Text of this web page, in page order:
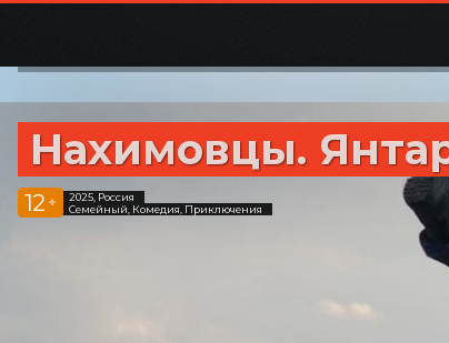
Нахимовцы.
12 +
2025, Россия
Семейный, Комедия, Приключения